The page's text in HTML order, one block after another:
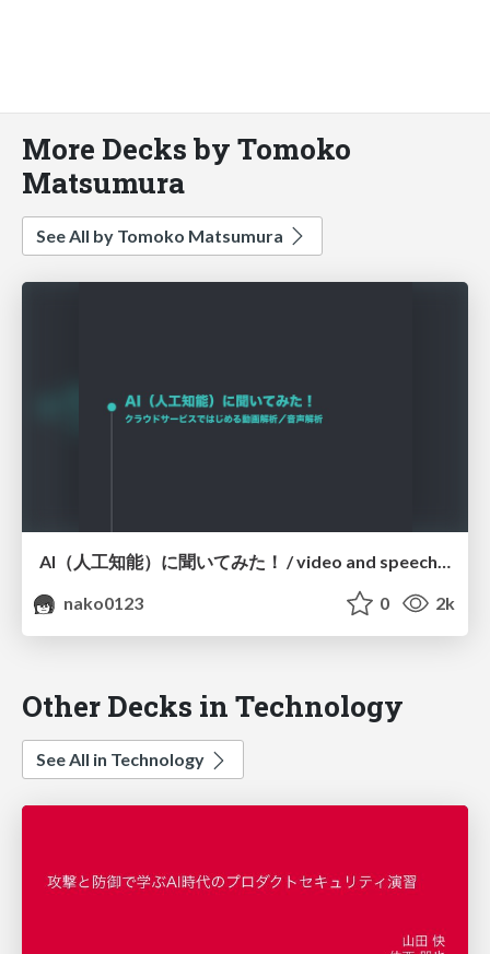
More Decks by Tomoko
Matsumura
See All by Tomoko Matsumura
AI（人工知能）に聞いてみた！ / video and speech analysis
nako0123
0 2k
Other Decks in Technology
See All in Technology